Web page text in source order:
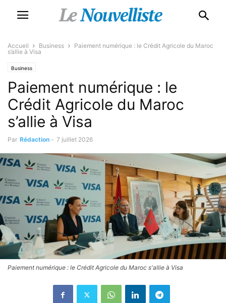
Accueil Business
Paiement numérique : le Crédit Agricole du Maroc
s’allie à Visa
Business
Paiement numérique : le
Crédit Agricole du Maroc
s’allie à Visa
Par Rédaction - 7 juillet 2026
Paiement numérique : le Crédit Agricole du Maroc s'allie à Visa